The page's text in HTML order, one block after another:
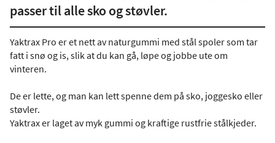
passer til alle sko og støvler.
Yaktrax Pro er et nett av naturgummi med stål spoler som tar
fatt i snø og is, slik at du kan gå, løpe og jobbe ute om
vinteren.
De er lette, og man kan lett spenne dem på sko, joggesko eller
støvler.
Yaktrax er laget av myk gummi og kraftige rustfrie stålkjeder.